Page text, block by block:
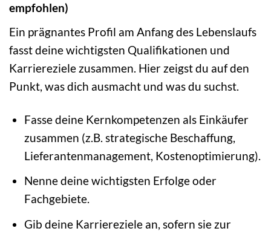
empfohlen)
Ein prägnantes Profil am Anfang des Lebenslaufs
fasst deine wichtigsten Qualifikationen und
Karriereziele zusammen. Hier zeigst du auf den
Punkt, was dich ausmacht und was du suchst.
Fasse deine Kernkompetenzen als Einkäufer
zusammen (z.B. strategische Beschaffung,
Lieferantenmanagement, Kostenoptimierung).
Nenne deine wichtigsten Erfolge oder
Fachgebiete.
Gib deine Karriereziele an, sofern sie zur